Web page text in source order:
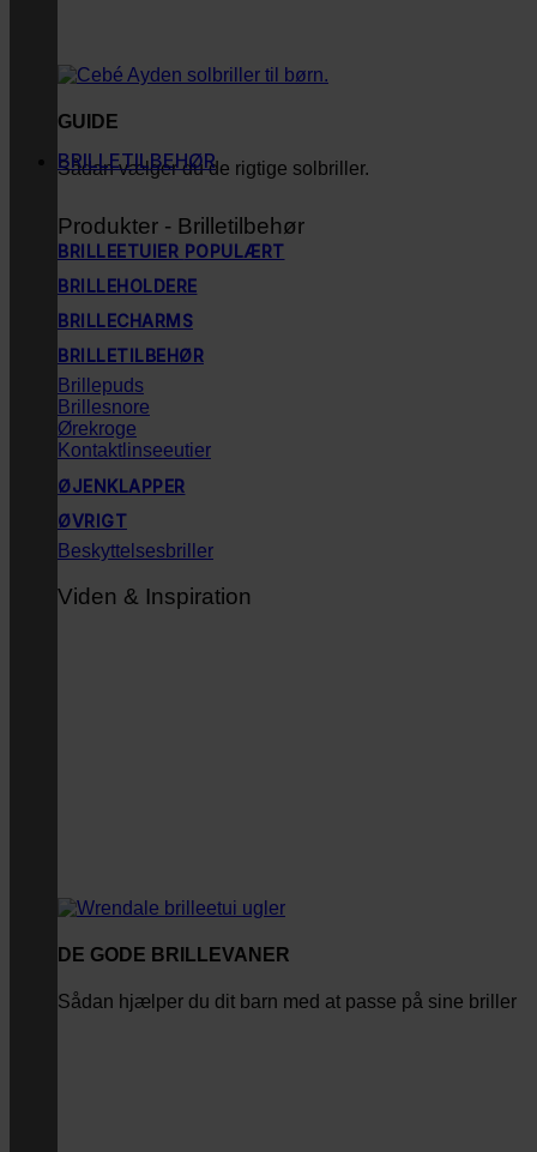
GUIDE
Sådan vælger du de rigtige solbriller.
BRILLETILBEHØR
Produkter - Brilletilbehør
BRILLEETUIER
BRILLEHOLDERE
BRILLECHARMS
BRILLETILBEHØR
Brillepuds
Brillesnore
Ørekroge
Kontaktlinseeutier
ØJENKLAPPER
ØVRIGT
Beskyttelsesbriller
Viden & Inspiration
DE GODE BRILLEVANER
Sådan hjælper du dit barn med at passe på sine briller